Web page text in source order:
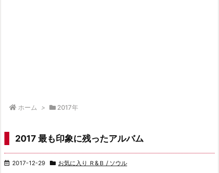
ホーム > 2017年
2017 最も印象に残ったアルバム
2017-12-29 お気に入り Ｒ&Ｂ / ソウル